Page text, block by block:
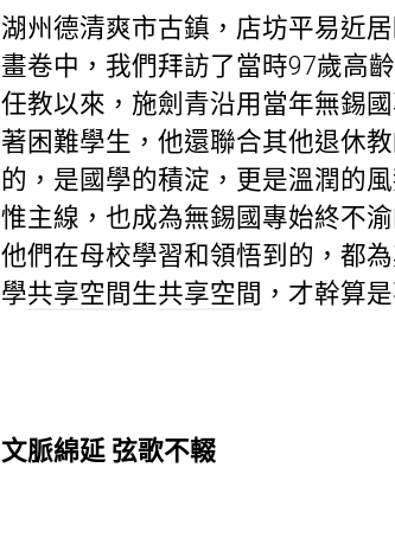
湖州德清爽市古鎮，店坊平易近
畫卷中，我們拜訪了當時97歲高
任教以來，施劍青沿用當年無錫
著困難學生，他還聯合其他退休
的，是國學的積淀，更是溫潤的
惟主線，也成為無錫國專始終不
他們在母校學習和領悟到的，都
學共享空間生共享空間 ，才幹算
文脈綿延 弦歌不輟